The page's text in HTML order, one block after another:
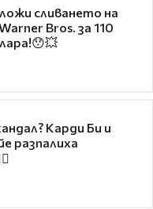
сливането на
Bros. за 110
Карди Би и
разпалиха